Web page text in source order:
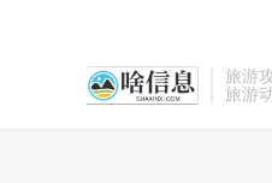
旅游
旅游